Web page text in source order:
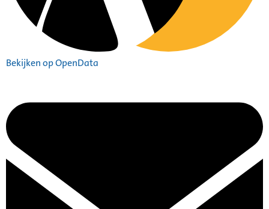
Bekijken op OpenData